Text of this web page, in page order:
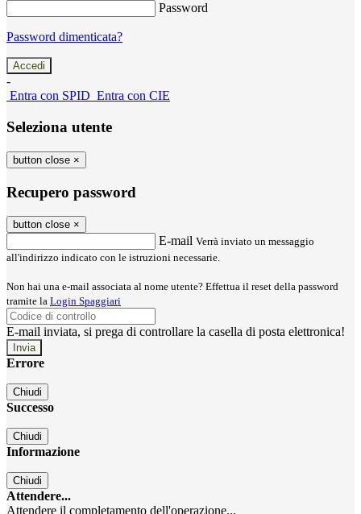
Password
Password dimenticata?
-
Entra con SPID Entra con CIE
Seleziona utente
button close ×
Recupero password
button close ×
E-mail Verrà inviato un messaggio
all'indirizzo indicato con le istruzioni necessarie.
Non hai una e-mail associata al nome utente? Effettua il reset della password
tramite la Login Spaggiari
E-mail inviata, si prega di controllare la casella di posta elettronica!
Errore
Chiudi
Successo
Chiudi
Informazione
Chiudi
Attendere...
Attendere il completamento dell'operazione...